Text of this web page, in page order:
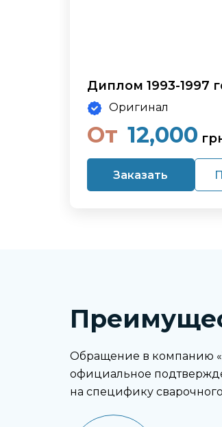
Диплом 1993-1997
Оригинал
От 12,000
Заказать
Обращение в компанию
официальное
на специфику